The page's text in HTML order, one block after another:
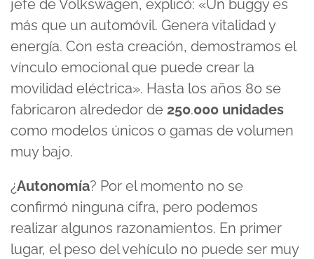
jefe de Volkswagen, explicó: «Un buggyes
más que un automóvil. Genera vitalidad y
energía. Con esta creación, demostramos el
vínculo emocional que puede crear la
movilidad eléctrica». Hasta los años 80 se
fabricaron alrededor de 250.000 unidades
como modelos únicos o gamas de volumen
muy bajo.
¿Autonomía? Por el momento no se
confirmó ninguna cifra, pero podemos
realizar algunos razonamientos. En primer
lugar, el peso del vehículo no puede ser muy